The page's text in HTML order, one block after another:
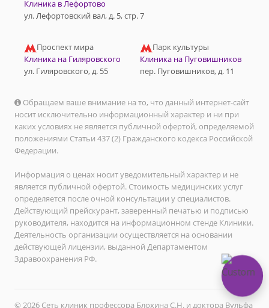
Клиника в Лефортово
ул. Лефортовский вал, д. 5, стр. 7
Проспект мира
Клиника на Гиляровского
ул. Гиляровского, д. 55
Парк культуры
Клиника на Пуговишников
пер. Пуговишников, д. 11
Обращаем ваше внимание на то, что данный интернет-сайт
носит исключительно информационный характер и ни при
каких условиях не является публичной офертой, определяемой
положениями Статьи 437 (2) Гражданского кодекса Российской
Федерации.
Информация о ценах носит уведомительный характер и не
является публичной офертой. Стоимость медицинских услуг
определяется после очной консультации у специалистов.
Действующий прейскурант, заверенный печатью и подписью
руководителя, находится на информационном стенде Клиники.
Деятельность организации осуществляется на основании
действующей лицензии, выданной Департаментом
Здравоохранения РФ.
© 2026 Сеть клиник профессора Блохина С.Н. и доктора Вульфа